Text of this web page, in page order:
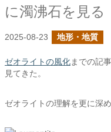
に濁沸石を見る
2025-08-23 地形・地質
ゼオライトの風化までの記
見てきた。
ゼオライトの理解を更に深